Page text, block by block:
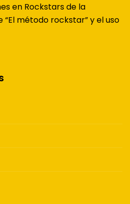
en Rockstars de la
“El método rockstar” y el uso